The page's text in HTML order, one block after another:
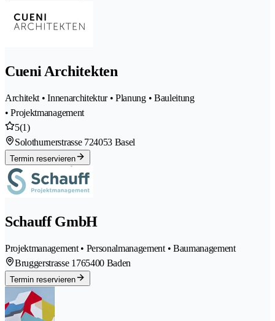
Cueni Architekten
Architekt • Innenarchitektur • Planung • Bauleitung
• Projektmanagement
5(1)
Solothurnerstrasse 724053 Basel
Termin reservieren
Schauff GmbH
Projektmanagement • Personalmanagement • Baumanagement
Bruggerstrasse 1765400 Baden
Termin reservieren